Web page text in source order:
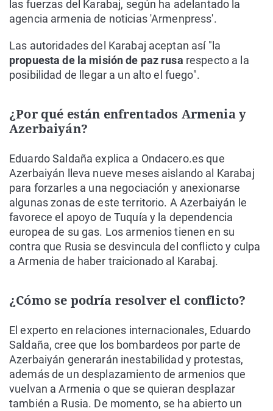
las fuerzas del Karabaj, según ha adelantado la
agencia armenia de noticias 'Armenpress'.
Las autoridades del Karabaj aceptan así "la
propuesta de la misión de paz rusa respecto a la
posibilidad de llegar a un alto el fuego".
¿Por qué están enfrentados Armenia y
Azerbaiyán?
Eduardo Saldaña explica a Ondacero.es que
Azerbaiyán lleva nueve meses aislando al Karabaj
para forzarles a una negociación y anexionarse
algunas zonas de este territorio. A Azerbaiyán le
favorece el apoyo de Tuquía y la dependencia
europea de su gas. Los armenios tienen en su
contra que Rusia se desvincula del conflicto y culpa
a Armenia de haber traicionado al Karabaj.
¿Cómo se podría resolver el conflicto?
El experto en relaciones internacionales, Eduardo
Saldaña, cree que los bombardeos por parte de
Azerbaiyán generarán inestabilidad y protestas,
además de un desplazamiento de armenios que
vuelvan a Armenia o que se quieran desplazar
también a Rusia. De momento, se ha abierto un